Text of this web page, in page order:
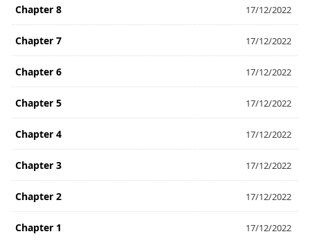
Chapter 8 17/12/2022
Chapter 7 17/12/2022
Chapter 6 17/12/2022
Chapter 5 17/12/2022
Chapter 4 17/12/2022
Chapter 3 17/12/2022
Chapter 2 17/12/2022
Chapter 1 17/12/2022